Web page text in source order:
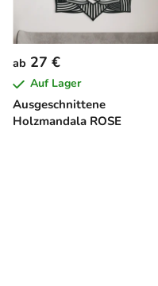
Ausgeschnittene
Holzmandala ROSE
ab 27 €
Auf Lager